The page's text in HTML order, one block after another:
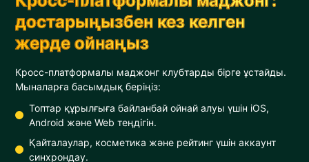
достарыңызбен кез келген
жерде ойнаңыз
Кросс-платформалы маджонг клубтарды бірге ұстайды.
Мыналарға басымдық беріңіз:
Топтар құрылғыға байланбай ойнай алуы үшін iOS,
Android және Web теңдігін.
Қайталаулар, косметика және рейтинг үшін аккаунт
синхрондау.